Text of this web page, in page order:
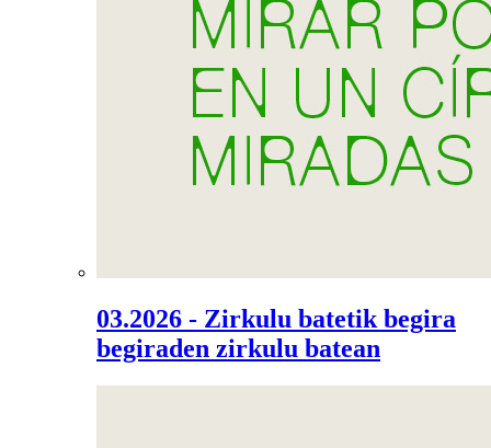
03.2026 - Zirkulu batetik begira
begiraden zirkulu batean